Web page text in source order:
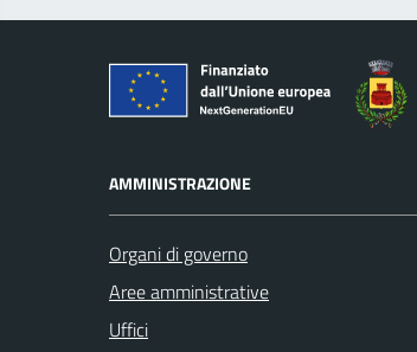
AMMINISTRAZIONE
Organi di governo
Aree amministrative
Uffici